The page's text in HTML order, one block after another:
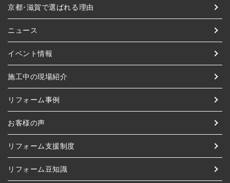
京都･滋賀で選ばれる理由
ニュース
イベント情報
施工中の現場紹介
リフォーム事例
お客様の声
リフォーム支援制度
リフォーム豆知識